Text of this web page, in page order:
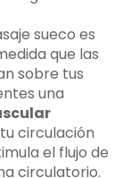
sueco es
que las
sobre tus
una
circulación
el flujo de
circulatorio.